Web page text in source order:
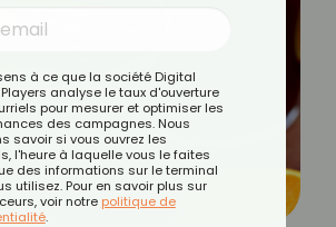
à ce que la société Digital
analyse le taux d'ouverture
pour mesurer et optimiser les
des campagnes. Nous
savoir si vous ouvrez les
l'heure à laquelle vous le faites
des informations sur le terminal
utilisez. Pour en savoir plus sur
voir notre politique de
.